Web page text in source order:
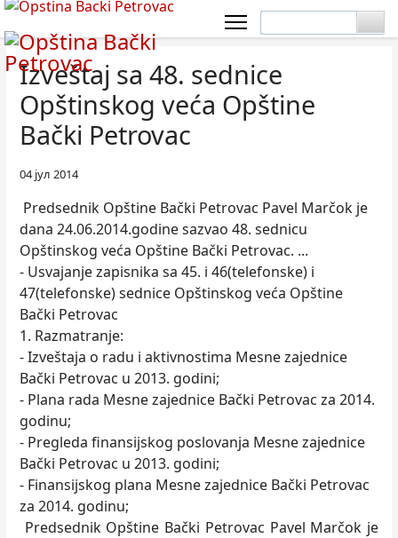
Izveštaj sa 48. sednice
Opštinskog veća Opštine
Bački Petrovac
04 јул 2014
Predsednik Opštine Bački Petrovac Pavel Marčok je
dana 24.06.2014.godine sazvao 48. sednicu
Opštinskog veća Opštine Bački Petrovac. ...
- Usvajanje zapisnika sa 45. i 46(telefonske) i
47(telefonske) sednice Opštinskog veća Opštine
Bački Petrovac
1. Razmatranje:
- Izveštaja o radu i aktivnostima Mesne zajednice
Bački Petrovac u 2013. godini;
- Plana rada Mesne zajednice Bački Petrovac za 2014.
godinu;
- Pregleda finansijskog poslovanja Mesne zajednice
Bački Petrovac u 2013. godini;
- Finansijskog plana Mesne zajednice Bački Petrovac
za 2014. godinu;
Predsednik Opštine Bački Petrovac Pavel Marčok je